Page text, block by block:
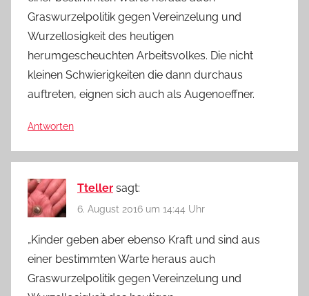
Graswurzelpolitik gegen Vereinzelung und
Wurzellosigkeit des heutigen
herumgescheuchten Arbeitsvolkes. Die nicht
kleinen Schwierigkeiten die dann durchaus
auftreten, eignen sich auch als Augenoeffner.
Antworten
Tteller sagt:
6. August 2016 um 14:44 Uhr
„Kinder geben aber ebenso Kraft und sind aus
einer bestimmten Warte heraus auch
Graswurzelpolitik gegen Vereinzelung und